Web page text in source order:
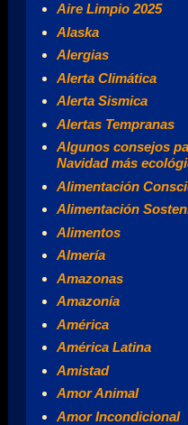
Aire Limpio 2025
Alaska
Alergias
Alerta Climática
Alerta Sismica
Alertas Tempranas
Algunos consejos
Navidad más
Alimentación
Alimentación
Alimentos
Almería
Amazonas
Amazonía
América
América Latina
Amistad
Amor Animal
Amor Incondicional